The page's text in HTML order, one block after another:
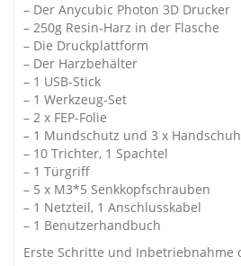
– Der Anycubic Photon 3D Drucker
– 250g Resin-Harz in der Flasche
– Die Druckplattform
– Der Harzbehälter
– 1 USB-Stick
– 1 Werkzeug-Set
– 2 x FEP-Folie
– 1 Mundschutz und 3 x
– 10 Trichter, 1 Spachtel
– 1 Türgriff
– 5 x M3*5 Senkkopfschrauben
– 1 Netzteil, 1 Anschlusskabel
– 1 Benutzerhandbuch
Erste Schritte und Inbetriebnahme